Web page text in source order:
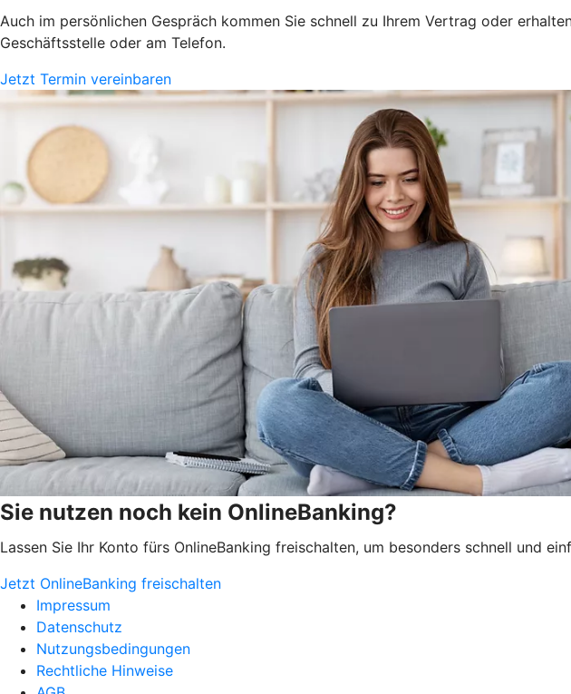
Auch im persönlichen Gespräch kommen Sie schnell zu Ihrem Vertrag oder
Geschäftsstelle oder am Telefon.
Jetzt Termin vereinbaren
Sie nutzen noch kein OnlineBanking?
Lassen Sie Ihr Konto fürs OnlineBanking freischalten, um besonders schnell und
Jetzt OnlineBanking freischalten
Impressum
Datenschutz
Nutzungsbedingungen
Rechtliche Hinweise